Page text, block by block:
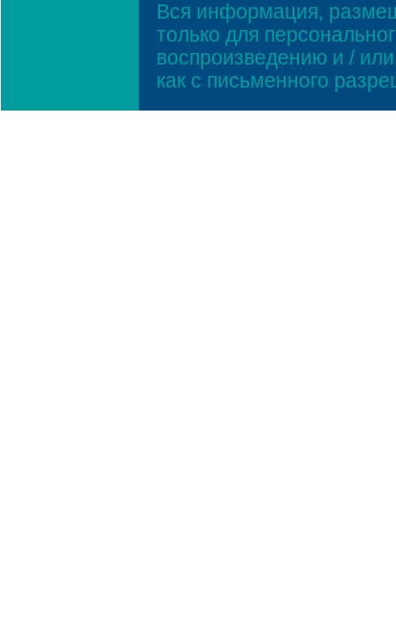
Вся информация,
только для
воспроизведению и /
как с письменного